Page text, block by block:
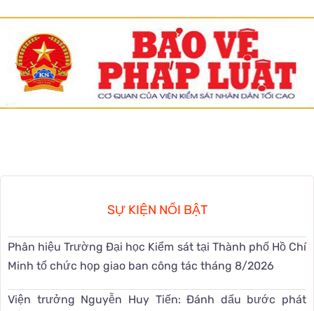
SỰ KIỆN NỔI BẬT
Phân hiệu Trường Đại học Kiểm sát tại Thành phố Hồ Chí
Minh tổ chức họp giao ban công tác tháng 8/2026
Viện trưởng Nguyễn Huy Tiến: Đánh dấu bước phát